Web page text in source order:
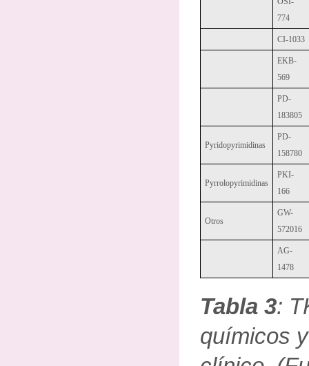
774
CI-1033
EKB-
569
PD-
183805
Pyridopyrimidinas
PD-
158780
Pyrrolopyrimidinas
PKI-
166
Otros
GW-
572016
AG-
1478
Tabla 3:
químicos